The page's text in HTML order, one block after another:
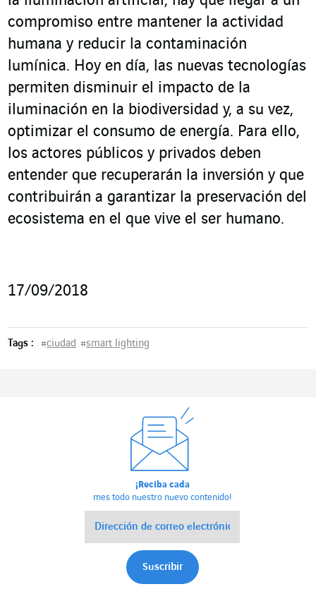
compromiso entre mantener la actividad
humana y reducir la contaminación
lumínica. Hoy en día, las nuevas tecnologías
permiten disminuir el impacto de la
iluminación en la biodiversidad y, a su vez,
optimizar el consumo de energía. Para ello,
los actores públicos y privados deben
entender que recuperarán la inversión y que
contribuirán a garantizar la preservación del
ecosistema en el que vive el ser humano.
17/09/2018
Tags : #ciudad #smart lighting
¡Reciba cada
mes todo nuestro nuevo contenido!